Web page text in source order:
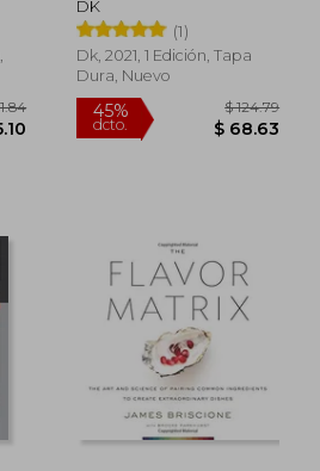
DK
(1)
Dk, 2021, 1 Edición, Tapa
Dura, Nuevo